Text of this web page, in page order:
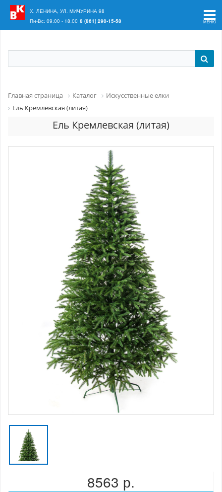
Ваш регион:
Х. ЛЕНИНА, УЛ. МИЧУРИНА 98
Пн-Вс: 09:00 - 18:00 8 (861) 290-15-58
Главная страница Каталог
Искусственные елки
Ель Кремлевская (литая)
Ель Кремлевская (литая)
8563 р.